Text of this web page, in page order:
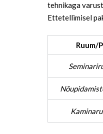
tehnikaga
Ettetellimisel
Ruum/